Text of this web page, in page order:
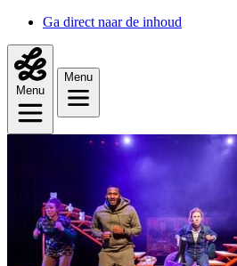
Ga direct naar de inhoud
Menu
Menu